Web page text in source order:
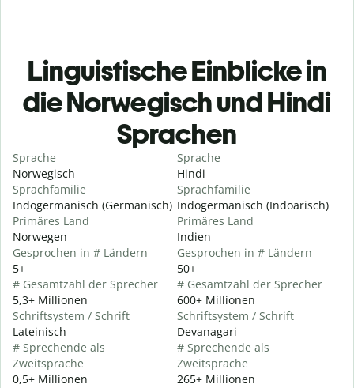
Linguistische Einblicke in
die Norwegisch und Hindi
Sprachen
Sprache
Norwegisch
Sprachfamilie
Indogermanisch (Germanisch)
Primäres Land
Norwegen
Gesprochen in # Ländern
5+
# Gesamtzahl der Sprecher
5,3+ Millionen
Schriftsystem / Schrift
Lateinisch
# Sprechende als
Zweitsprache
0,5+ Millionen
Sprache
Hindi
Sprachfamilie
Indogermanisch (Indoarisch)
Primäres Land
Indien
Gesprochen in # Ländern
50+
# Gesamtzahl der Sprecher
600+ Millionen
Schriftsystem / Schrift
Devanagari
# Sprechende als
Zweitsprache
265+ Millionen